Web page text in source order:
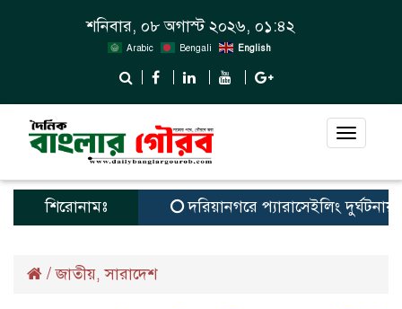
শনিবার, ০৮ অগাস্ট ২০২৬, ০১:৪২
Arabic Bengali English
Toggle
শিরোনামঃ দরিয়ানগরে প্যারাসেইলিং দুর্ঘটনায়
/জাতীয়,সারাদেশ